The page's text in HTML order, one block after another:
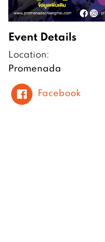
Event Details
Location:
Promenada
Facebook